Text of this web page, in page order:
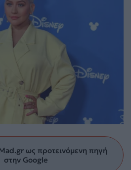
ως προτεινόμενη πηγή
στην Google